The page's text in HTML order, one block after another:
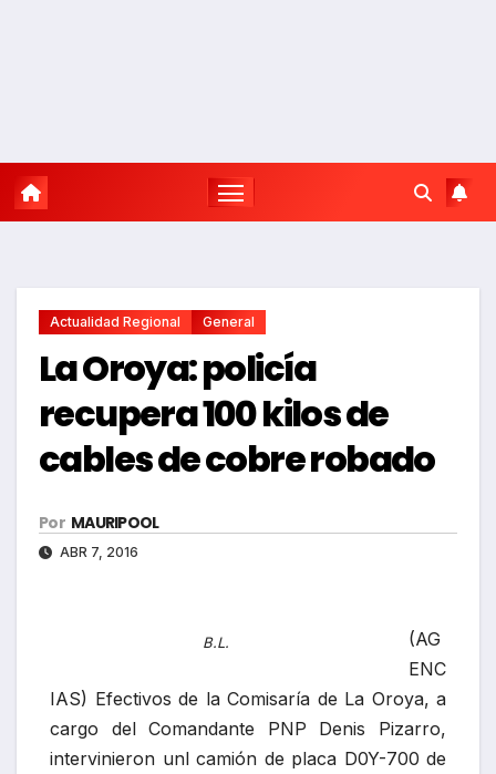
Actualidad Regional General
La Oroya: policía
recupera 100 kilos de
cables de cobre robado
Por MAURIPOOL
ABR 7, 2016
B.L.
(AG
ENC
IAS) Efectivos de la Comisaría de La Oroya, a
cargo del Comandante PNP Denis Pizarro,
intervinieron unl camión de placa D0Y-700 de